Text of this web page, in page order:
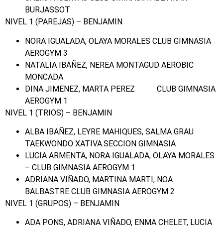
BURJASSOT
NIVEL 1 (PAREJAS) – BENJAMIN
NORA IGUALADA, OLAYA MORALES CLUB GIMNASIA
AEROGYM 3
NATALIA IBAÑEZ, NEREA MONTAGUD AEROBIC
MONCADA
DINA JIMENEZ, MARTA PEREZ CLUB GIMNASIA
AEROGYM 1
NIVEL 1 (TRIOS) – BENJAMIN
ALBA IBAÑEZ, LEYRE MAHIQUES, SALMA GRAU
TAEKWONDO XATIVA.SECCION GIMNASIA
LUCIA ARMENTA, NORA IGUALADA, OLAYA MORALES
– CLUB GIMNASIA AEROGYM 1
ADRIANA VIÑADO, MARTINA MARTI, NOA
BALBASTRE CLUB GIMNASIA AEROGYM 2
NIVEL 1 (GRUPOS) – BENJAMIN
ADA PONS, ADRIANA VIÑADO, ENMA CHELET, LUCIA